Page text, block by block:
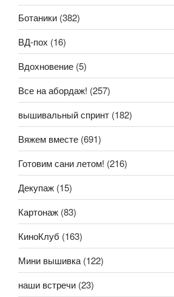
Ботаники (382)
ВД-пох (16)
Вдохновение (5)
Все на абордаж! (257)
вышивальный спринт (182)
Вяжем вместе (691)
Готовим сани летом! (216)
Декупаж (15)
Картонаж (83)
КиноКлуб (163)
Мини вышивка (122)
наши встречи (23)